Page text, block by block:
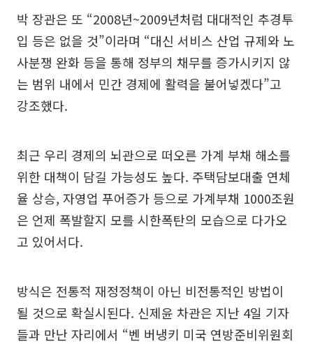
박 장관은 또 “2008년~2009년처럼 대대적인 추경투
입 등은 없을 것”이라며 “대신 서비스 산업 규제와 노
사분쟁 완화 등을 통해 정부의 채무를 증가시키지 않
는 범위 내에서 민간 경제에 활력을 불어넣겠다”고
강조했다.
최근 우리 경제의 뇌관으로 떠오른 가계 부채 해소를
위한 대책이 담길 가능성도 높다. 주택담보대출 연체
율 상승, 자영업 푸어증가 등으로 가계부채 1000조원
은 언제 폭발할지 모를 시한폭탄의 모습으로 다가오
고 있어서다.
방식은 전통적 재정정책이 아닌 비전통적인 방법이
될 것으로 확실시된다. 신제윤 차관은 지난 4일 기자
들과 만난 자리에서 “벤 버냉키 미국 연방준비위원회